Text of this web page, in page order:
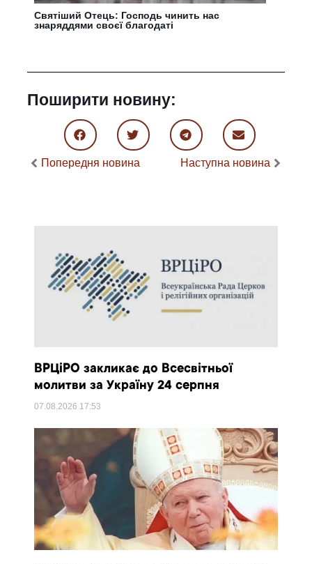
Святіший Отець: Господь чинить нас
знаряддями своєї благодаті
Поширити новину:
Попередня новина Наступна новина
ВРЦіРО закликає до Всесвітньої
молитви за Україну 24 серпня
07.08.2026 17:53